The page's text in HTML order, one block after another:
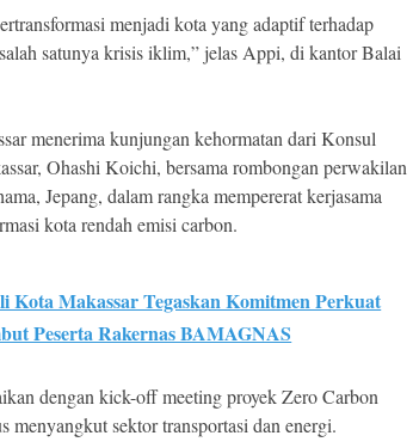
menjadi kota yang adaptif terhadap
satunya krisis iklim,” jelas Appi, di kantor Balai
menerima kunjungan kehormatan dari Konsul
Ohashi Koichi, bersama rombongan perwakilan
Jepang, dalam rangka mempererat kerjasama
kota rendah emisi carbon.
Kota Makassar Tegaskan Komitmen Perkuat
Peserta Rakernas BAMAGNAS
dengan kick-off meeting proyek Zero Carbon
menyangkut sektor transportasi dan energi.